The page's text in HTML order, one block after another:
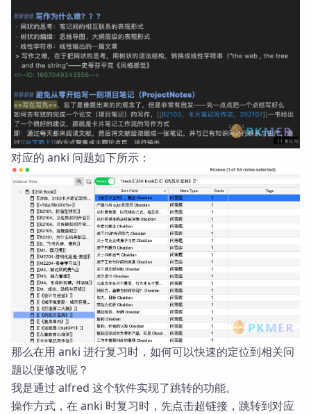
对应的 anki 问题如下所示：
那么在用 anki 进行复习时，如何可以快速的定位到相关问
题以便修改呢？
我是通过 alfred 这个软件实现了跳转的功能。
操作方式，在 anki 时复习时，先点击超链接，跳转到对应